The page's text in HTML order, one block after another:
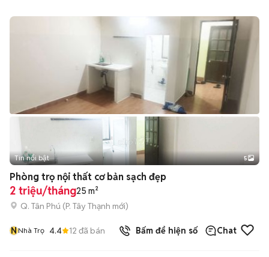
Tin nổi bật 5
Phòng trọ nội thất cơ bản sạch đẹp
2 triệu/tháng25 m²
Q. Tân Phú (P. Tây Thạnh mới)
NNhà Trọ 4.4 12 đã bán Bấm để hiện số Chat